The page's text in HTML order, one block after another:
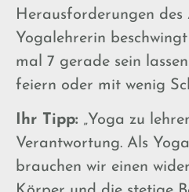
Herausforderungen des
Yogalehrerin
mal 7 gerade sein
feiern oder mit wenig
Ihr Tipp: „Yoga zu
Verantwortung. Als
brauchen wir einen